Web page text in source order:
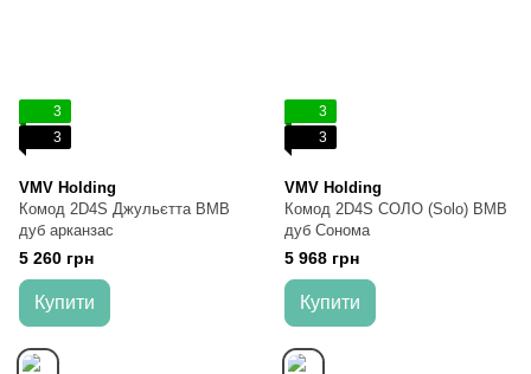
3
3
VMV Holding
Комод 2D4S Джульєтта ВМВ
дуб арканзас
5 260 грн
Купити
3
3
VMV Holding
Комод 2D4S СОЛО (Solo) ВМВ
дуб Сонома
5 968 грн
Купити